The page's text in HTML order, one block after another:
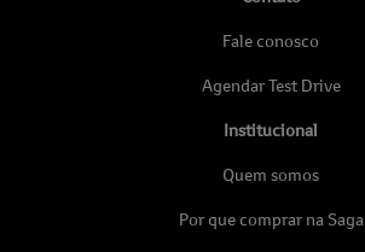
Fale conosco
Agendar Test Drive
Institucional
Quem somos
Por que comprar na Saga